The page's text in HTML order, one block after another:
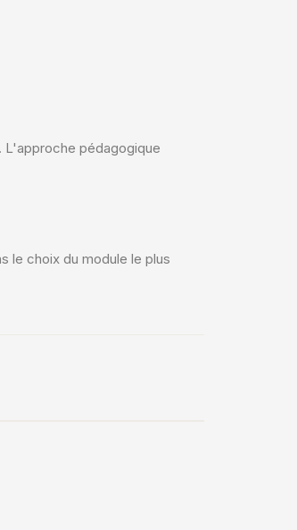
L'approche pédagogique
le choix du module le plus